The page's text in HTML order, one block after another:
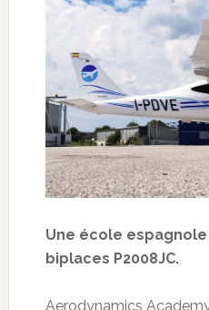
Une école
biplaces P2008JC.
Aerodynamics